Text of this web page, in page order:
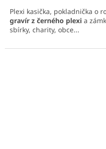
Plexi kasička, pokladnička o
gravír z černého plexi a
sbírky, charity, obce...